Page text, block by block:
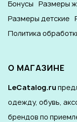
Бонусы Размеры
Размеры детские
Политика
О МАГАЗИНЕ
LeCatalog.ru
одежду, обувь,
брендов по